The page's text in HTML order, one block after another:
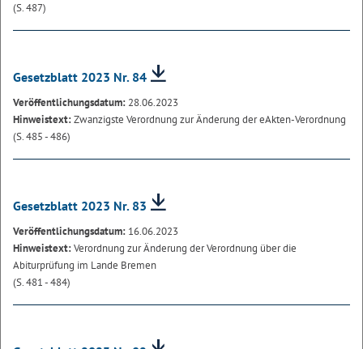
(S. 487)
Gesetzblatt 2023 Nr. 84
Veröffentlichungsdatum: 28.06.2023
Hinweistext:Zwanzigste Verordnung zur Änderung der eAkten-Verordnung
(S. 485 - 486)
Gesetzblatt 2023 Nr. 83
Veröffentlichungsdatum: 16.06.2023
Hinweistext:Verordnung zur Änderung der Verordnung über die
Abiturprüfung im Lande Bremen
(S. 481 - 484)